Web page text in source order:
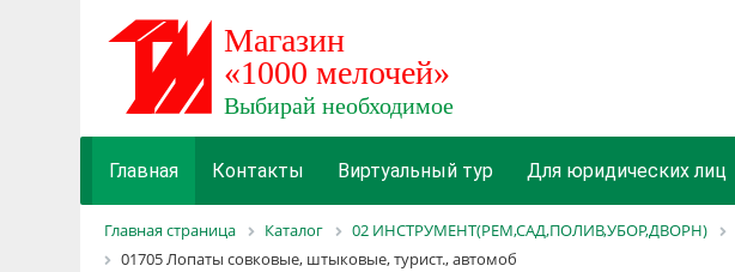
Главная Контакты Виртуальный тур Для юридических лиц
Главная страница Каталог 02 ИНСТРУМЕНТ(РЕМ,САД,ПОЛИВ,УБОР,ДВОРН)
01705 Лопаты совковые, штыковые, турист., автомоб